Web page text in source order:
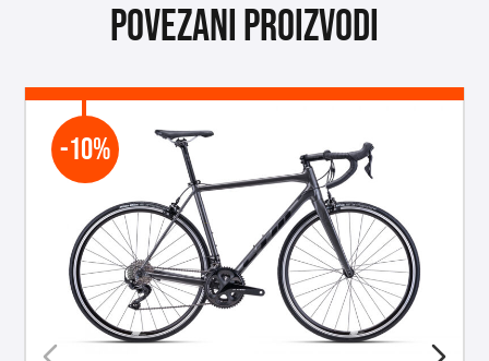
Povezani proizvodi
-10%